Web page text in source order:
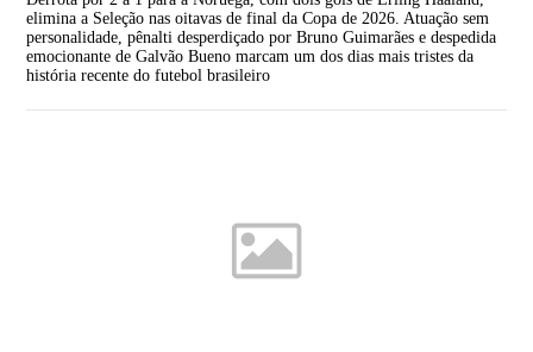
elimina a Seleção nas oitavas de final da Copa de 2026. Atuação sem
personalidade, pênalti desperdiçado por Bruno Guimarães e despedida
emocionante de Galvão Bueno marcam um dos dias mais tristes da
história recente do futebol brasileiro